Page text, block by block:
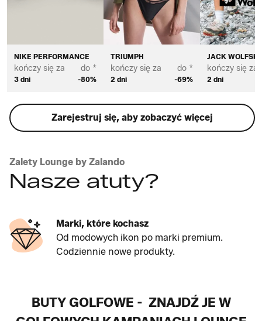
NIKE PERFORMANCE
kończy się za
3 dni
do *
-80%
TRIUMPH
kończy się za
2 dni
do *
-69%
JACK
kończy się za
2 dni
Zarejestruj się, aby zobaczyć więcej
Zalety Lounge by Zalando
Nasze atuty?
Marki, które kochasz
Od modowych ikon po marki premium.
Codziennie nowe produkty.
BUTY GOLFOWE - ZNAJDŹ JE W